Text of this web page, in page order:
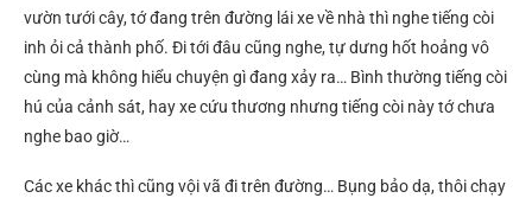
vườn tưới cây, tớ đang trên đường lái xe về nhà thì nghe tiếng còi
inh ỏi cả thành phố. Đi tới đâu cũng nghe, tự dưng hốt hoảng vô
cùng mà không hiểu chuyện gì đang xảy ra… Bình thường tiếng còi
hú của cảnh sát, hay xe cứu thương nhưng tiếng còi này tớ chưa
nghe bao giờ…
Các xe khác thì cũng vội vã đi trên đường… Bụng bảo dạ, thôi chạy